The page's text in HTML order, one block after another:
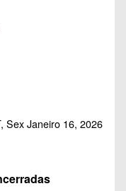
Sex Janeiro 16, 2026